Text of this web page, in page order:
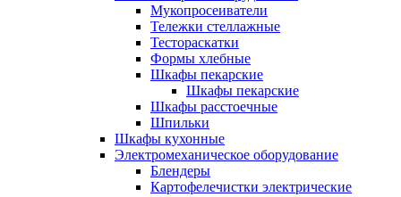
Мукопросеиватели
Тележки стеллажные
Тестораскатки
Формы хлебные
Шкафы пекарские
Шкафы пекарские
Шкафы расстоечные
Шпильки
Шкафы кухонные
Электромеханическое оборудование
Блендеры
Картофелечистки электрические